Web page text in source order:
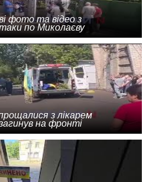
фото та відео з
по Миколаєву
з лікарем
на фронті